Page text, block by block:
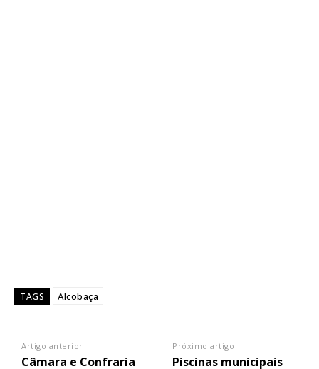
TAGS Alcobaça
Artigo anterior
Câmara e Confraria
Próximo artigo
Piscinas municipais